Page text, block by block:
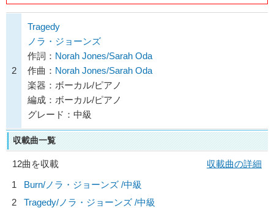
2
Tragedy
ノラ・ジョーンズ
作詞： Norah Jones/Sarah Oda
作曲： Norah Jones/Sarah Oda
楽器：ボーカル/ピアノ
編成：ボーカル/ピアノ
グレード：中級
収載曲一覧
12曲を収載
収載曲の詳細
1
Burn/ ノラ・ジョーンズ /中級
2
Tragedy/ ノラ・ジョーンズ /中級